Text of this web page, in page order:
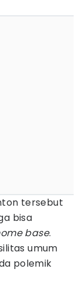
tersebut
bisa
base.
umum
polemik